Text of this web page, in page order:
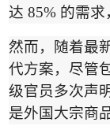
达 85% 的需求
然而，随着最
代方案，尽管
级官员多次声
是外国大宗商